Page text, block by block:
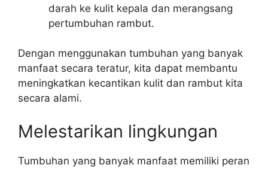
darah ke kulit kepala dan merangsang
pertumbuhan rambut.
Dengan menggunakan tumbuhan yang banyak
manfaat secara teratur, kita dapat membantu
meningkatkan kecantikan kulit dan rambut kita
secara alami.
Melestarikan lingkungan
Tumbuhan yang banyak manfaat memiliki peran